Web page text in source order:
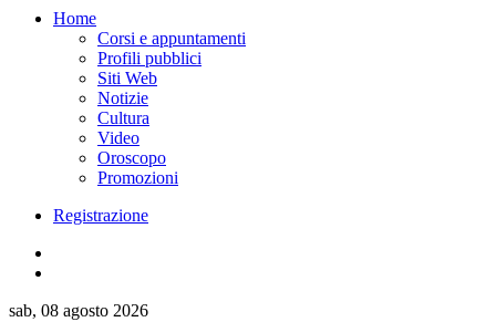
Home
Corsi e appuntamenti
Profili pubblici
Siti Web
Notizie
Cultura
Video
Oroscopo
Promozioni
Registrazione
sab, 08 agosto 2026